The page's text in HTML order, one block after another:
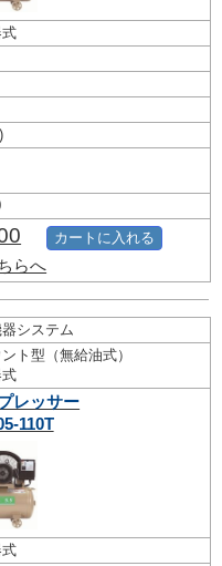
らへ
カートに入れる
システム
ト型（無給油式）
レッサー
110T